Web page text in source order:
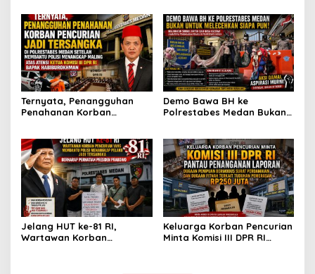
Kapolrestabes Medan
Tempuh Restorative Justice
agar Konflik Tak Berlarut-
larut
Membantu Polisi
Menangkap Maling di Toko
Usaha Keluarganya
Ternyata, Penangguhan
Penahanan Korban
Setelah Membantu Polisi
Menangkap Maling Atas
Atensi Ketua Komisi III DPR
RI Bapak Habiburokhman
Demo Bawa BH ke
Polrestabes Medan Bukan
dan Rasa Kecewa
Lambatnya Penanganan
Pekara di Polrestabes
Medan
Jelang HUT ke-81 RI,
Wartawan Korban
Keluarga Korban Pencurian
Minta Komisi III DPR RI